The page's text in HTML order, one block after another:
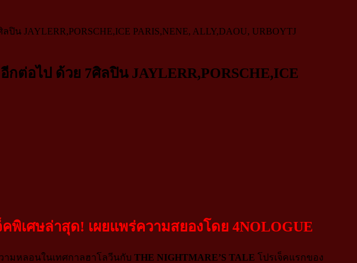
JAYLERR,PORSCHE,ICE PARIS,NENE, ALLY,DAOU, URBOYTJ
ต่อไป ด้วย 7ศิลปิน JAYLERR,PORSCHE,ICE
พิเศษล่าสุด! เผยแพร่ความสยองโดย 4NOLOGUE
มหลอนในเทศกาลฮาโลวีนกับ THE NIGHTMARE’S TALE โปรเจ็คแรกของ